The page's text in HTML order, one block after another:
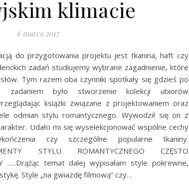
klimacie
6 marca 2017
do przygotowania projektu jest tkanina, haft czy
zadań studiujemy wybrane zagadnienie, które
Tym razem oba czynniki spotkały się gdzieś po
zadaniem było stworzenie kolekcji ubiorów
książki związane z projektowaniem oraz
odmian stylu romantycznego. Wywodził się on z
Udało mi się wyselekcjonować wspólne cechy
czy szczególne popularne tkaniny.
STYLU ROMANTYCZNEGO CZĘSTO
…..Drążąc temat dalej wypisałam style pokrewne,
Style „na gwiazdę filmową” czy…